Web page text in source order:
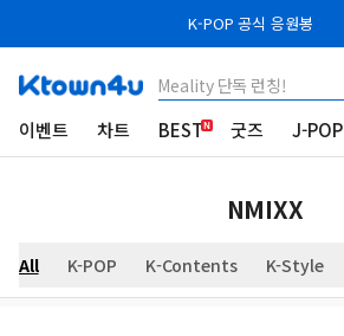
K-POP 공식 응원봉
Meality 단독 런칭!
이벤트 차트 BEST 굿즈 J-POP
NMIXX
All K-POP K-Contents K-Style